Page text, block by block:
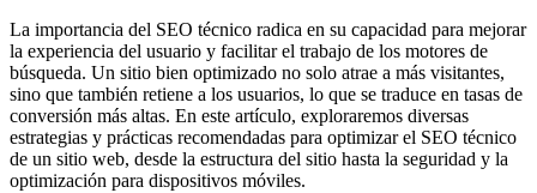
La importancia del SEO técnico radica en su capacidad para mejorar
la experiencia del usuario y facilitar el trabajo de los motores de
búsqueda. Un sitio bien optimizado no solo atrae a más visitantes,
sino que también retiene a los usuarios, lo que se traduce en tasas de
conversión más altas. En este artículo, exploraremos diversas
estrategias y prácticas recomendadas para optimizar el SEO técnico
de un sitio web, desde la estructura del sitio hasta la seguridad y la
optimización para dispositivos móviles.